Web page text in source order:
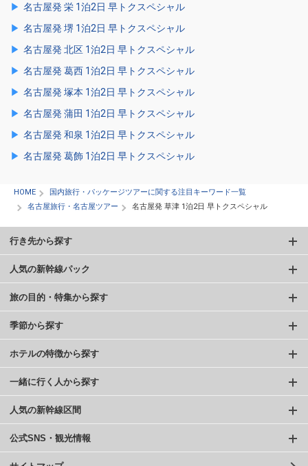
名古屋発 栄 1泊2日 早トクスペシャル
名古屋発 堺 1泊2日 早トクスペシャル
名古屋発 北区 1泊2日 早トクスペシャル
名古屋発 葛西 1泊2日 早トクスペシャル
名古屋発 塚本 1泊2日 早トクスペシャル
名古屋発 蒲田 1泊2日 早トクスペシャル
名古屋発 和泉 1泊2日 早トクスペシャル
名古屋発 葛飾 1泊2日 早トクスペシャル
HOME
国内旅行・パッケージツアーに関する注目キーワード一覧
名古屋旅行・名古屋ツアー
名古屋発 草津 1泊2日 早トクスペシャル
行き先から探す
人気の新幹線パック
旅の目的・特集から探す
季節から探す
ホテルの特徴から探す
一緒に行く人から探す
人気の新幹線区間
公式SNS・観光情報